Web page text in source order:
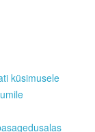
küsimusele